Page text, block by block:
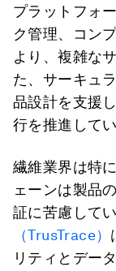
プラットフォ
ク管理、コン
より、複雑な
た、サーキュ
品設計を支援
行を推進してい
繊維業界は特
ェーンは製品
証に苦慮してい
（TrusTrace）
リティとデー